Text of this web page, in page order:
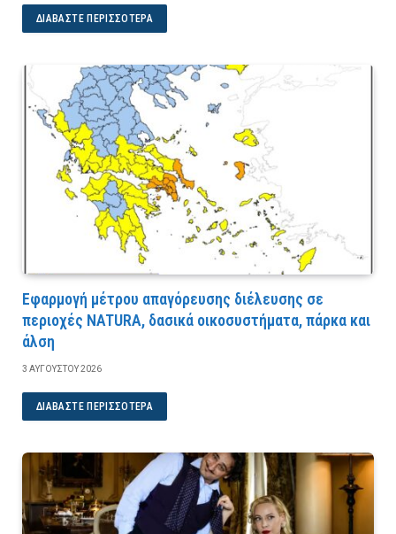
ΔΙΑΒΆΣΤΕ ΠΕΡΙΣΣΌΤΕΡΑ
Εφαρμογή μέτρου απαγόρευσης διέλευσης σε
περιοχές NATURA, δασικά οικοσυστήματα, πάρκα και
άλση
3 ΑΥΓΟΎΣΤΟΥ 2026
ΔΙΑΒΆΣΤΕ ΠΕΡΙΣΣΌΤΕΡΑ